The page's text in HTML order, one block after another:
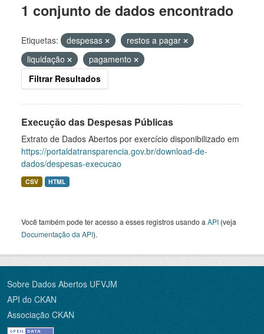
1 conjunto de dados encontrado
Etiquetas: despesas
restos a pagar
liquidação
pagamento
Filtrar Resultados
Execução das Despesas Públicas
Extrato de Dados Abertos por exercício disponibilizado em
https://portaldatransparencia.gov.br/download-de-
dados/despesas-execucao
CSV HTML
Você também pode ter acesso a esses registros usando a API (veja
Documentação da API).
Sobre Dados Abertos UFVJM
API do CKAN
Associação CKAN